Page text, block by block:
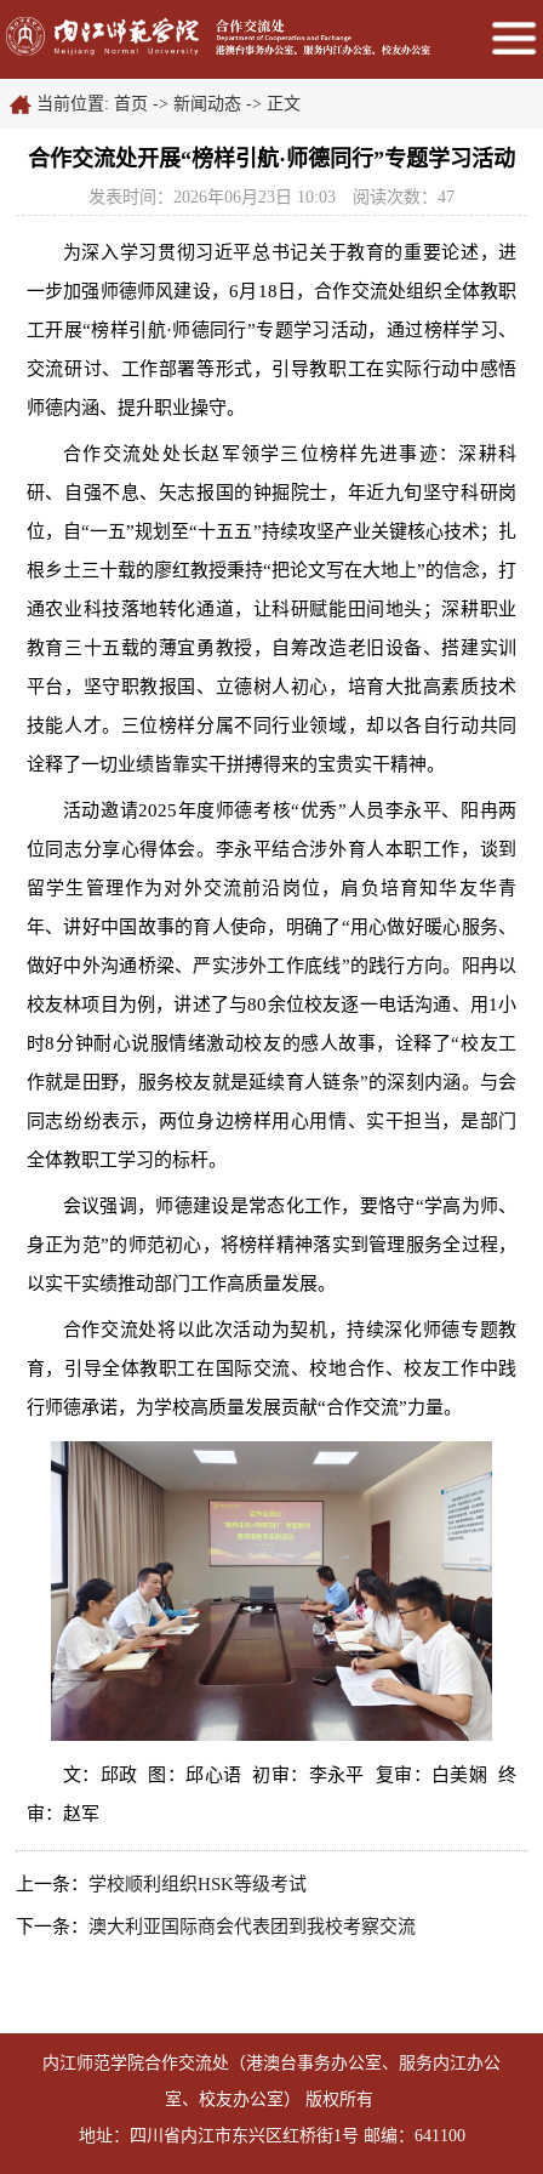
当前位置: 首页 -> 新闻动态 -> 正文
合作交流处开展“榜样引航·师德同行”专题学习活动
发表时间：2026年06月23日 10:03 阅读次数：47
为深入学习贯彻习近平总书记关于教育的重要论述，进
一步加强师德师风建设，6月18日，合作交流处组织全体教职
工开展“榜样引航·师德同行”专题学习活动，通过榜样学习、
交流研讨、工作部署等形式，引导教职工在实际行动中感悟
师德内涵、提升职业操守。
合作交流处处长赵军领学三位榜样先进事迹：深耕科
研、自强不息、矢志报国的钟掘院士，年近九旬坚守科研岗
位，自“一五”规划至“十五五”持续攻坚产业关键核心技术；扎
根乡土三十载的廖红教授秉持“把论文写在大地上”的信念，打
通农业科技落地转化通道，让科研赋能田间地头；深耕职业
教育三十五载的薄宜勇教授，自筹改造老旧设备、搭建实训
平台，坚守职教报国、立德树人初心，培育大批高素质技术
技能人才。三位榜样分属不同行业领域，却以各自行动共同
诠释了一切业绩皆靠实干拼搏得来的宝贵实干精神。
活动邀请2025年度师德考核“优秀”人员李永平、阳冉两
位同志分享心得体会。李永平结合涉外育人本职工作，谈到
留学生管理作为对外交流前沿岗位，肩负培育知华友华青
年、讲好中国故事的育人使命，明确了“用心做好暖心服务、
做好中外沟通桥梁、严实涉外工作底线”的践行方向。阳冉以
校友林项目为例，讲述了与80余位校友逐一电话沟通、用1小
时8分钟耐心说服情绪激动校友的感人故事，诠释了“校友工
作就是田野，服务校友就是延续育人链条”的深刻内涵。与会
同志纷纷表示，两位身边榜样用心用情、实干担当，是部门
全体教职工学习的标杆。
会议强调，师德建设是常态化工作，要恪守“学高为师、
身正为范”的师范初心，将榜样精神落实到管理服务全过程，
以实干实绩推动部门工作高质量发展。
合作交流处将以此次活动为契机，持续深化师德专题教
育，引导全体教职工在国际交流、校地合作、校友工作中践
行师德承诺，为学校高质量发展贡献“合作交流”力量。
文：邱政 图：邱心语 初审：李永平 复审：白美娴 终
审：赵军
上一条：学校顺利组织HSK等级考试
下一条：澳大利亚国际商会代表团到我校考察交流
内江师范学院合作交流处（港澳台事务办公室、服务内江办公
室、校友办公室） 版权所有
地址：四川省内江市东兴区红桥街1号 邮编：641100